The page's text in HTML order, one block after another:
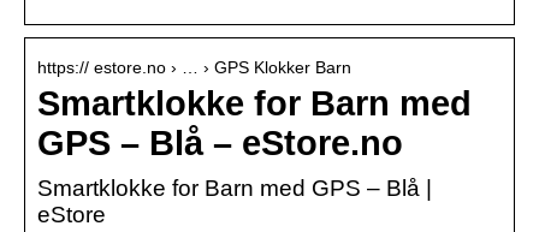
https:// estore.no › … › GPS Klokker Barn
Smartklokke for Barn med
GPS – Blå – eStore.no
Smartklokke for Barn med GPS – Blå |
eStore